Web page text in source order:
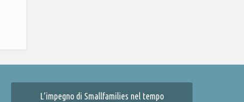
L’impegno di Smallfamilies nel tempo